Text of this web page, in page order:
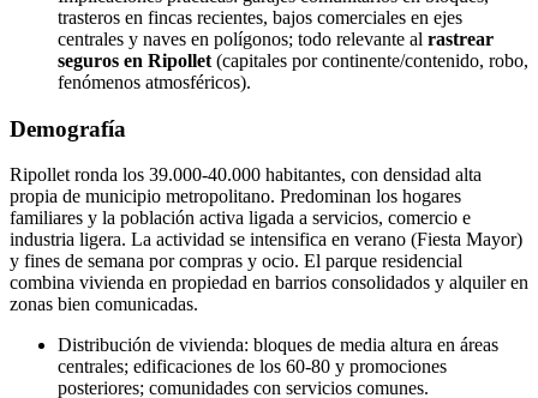
trasteros en fincas recientes, bajos comerciales en ejes
centrales y naves en polígonos; todo relevante al rastrear
seguros en Ripollet (capitales por continente/contenido, robo,
fenómenos atmosféricos).
Demografía
Ripollet ronda los 39.000‑40.000 habitantes, con densidad alta
propia de municipio metropolitano. Predominan los hogares
familiares y la población activa ligada a servicios, comercio e
industria ligera. La actividad se intensifica en verano (Fiesta Mayor)
y fines de semana por compras y ocio. El parque residencial
combina vivienda en propiedad en barrios consolidados y alquiler en
zonas bien comunicadas.
Distribución de vivienda: bloques de media altura en áreas
centrales; edificaciones de los 60‑80 y promociones
posteriores; comunidades con servicios comunes.